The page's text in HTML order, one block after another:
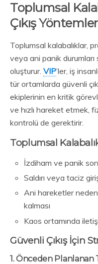
Toplumsal
Çıkış
Toplumsal kalabalıklar,
veya ani panik durumları
oluşturur. VIP’ler, iş
tür ortamlarda güvenli
ekiplerinin en kritik
ve hızlı hareket etmek,
kontrolü de gerektirir.
Toplumsal
İzdiham ve panik
Saldırı veya taciz
Ani hareketler
kalması
Kaos ortamında
Güvenli Çıkış İçin
1. Önceden Planlanan